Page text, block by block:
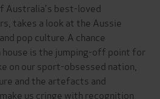
Australia's best-loved
takes a look at the Aussie
pop culture.A chance
house is the jumping-off point for
on our sport-obsessed nation,
and the artefacts and
us cringe with recognition